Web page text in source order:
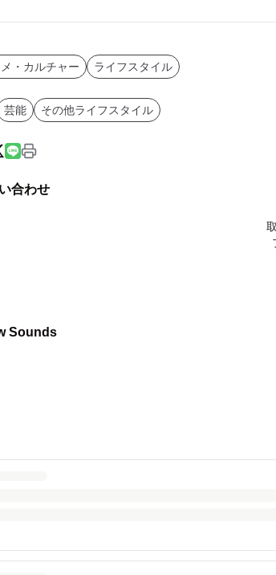
・カルチャー ライフスタイル
芸能 その他ライフスタイル
合わせ
Sounds